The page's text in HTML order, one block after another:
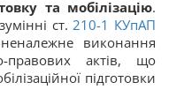
та мобілізацію.
ст. 210-1 КУпАП
виконання
правових актів, що
підготовки